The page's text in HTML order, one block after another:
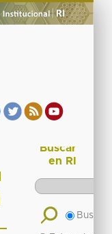
Buscar
en RI
Buscar